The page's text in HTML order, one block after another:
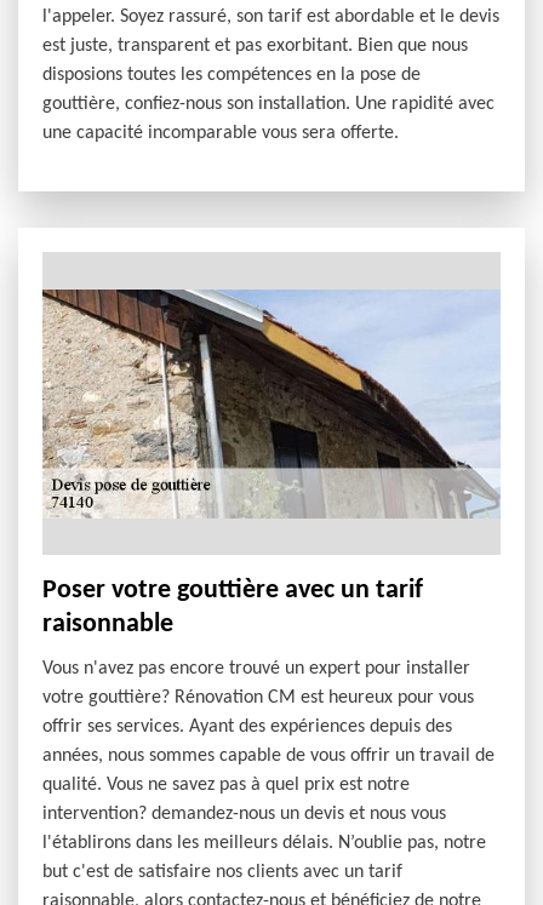
l'appeler. Soyez rassuré, son tarif est abordable et le devis
est juste, transparent et pas exorbitant. Bien que nous
disposions toutes les compétences en la pose de
gouttière, confiez-nous son installation. Une rapidité avec
une capacité incomparable vous sera offerte.
Poser votre gouttière avec un tarif
raisonnable
Vous n'avez pas encore trouvé un expert pour installer
votre gouttière? Rénovation CM est heureux pour vous
offrir ses services. Ayant des expériences depuis des
années, nous sommes capable de vous offrir un travail de
qualité. Vous ne savez pas à quel prix est notre
intervention? demandez-nous un devis et nous vous
l'établirons dans les meilleurs délais. N’oublie pas, notre
but c'est de satisfaire nos clients avec un tarif